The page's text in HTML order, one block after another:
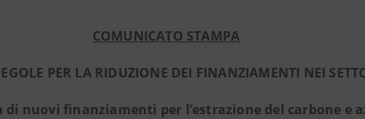
COMUNICATO STAMPA
PER LA RIDUZIONE DEI FINANZIAMENTI NEI
di nuovi finanziamenti per l’estrazione del carbone e